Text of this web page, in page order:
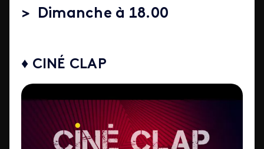
> Dimanche à 18.00
♦ CINÉ CLAP